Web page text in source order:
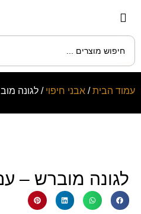
עמוד הבית/ אבני חיפוי / לגונה
לגונה מוברש –